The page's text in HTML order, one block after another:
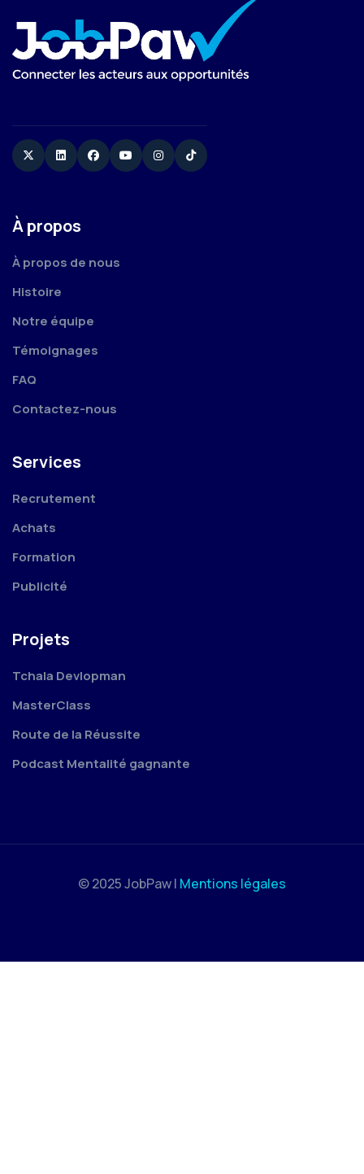
TwitterLinkedinFacebookYouTubeInstagram
TikTok
À propos
À propos de nous
Histoire
Notre équipe
Témoignages
FAQ
Contactez-nous
Services
Recrutement
Achats
Formation
Publicité
Projets
Tchala Devlopman
MasterClass
Route de la Réussite
Podcast Mentalité gagnante
© 2025 JobPaw | Mentions légales